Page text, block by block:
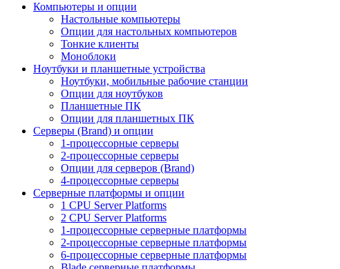
Компьютеры и опции
Настольные компьютеры
Опции для настольных компьютеров
Тонкие клиенты
Моноблоки
Ноутбуки и планшетные устройства
Ноутбуки, мобильные рабочие станции
Опции для ноутбуков
Планшетные ПК
Опции для планшетных ПК
Серверы (Brand) и опции
1-процессорные серверы
2-процессорные серверы
Опции для серверов (Brand)
4-процессорные серверы
Серверные платформы и опции
1 CPU Server Platforms
2 CPU Server Platforms
1-процессорные серверные платформы
2-процессорные серверные платформы
6-процессорные серверные платформы